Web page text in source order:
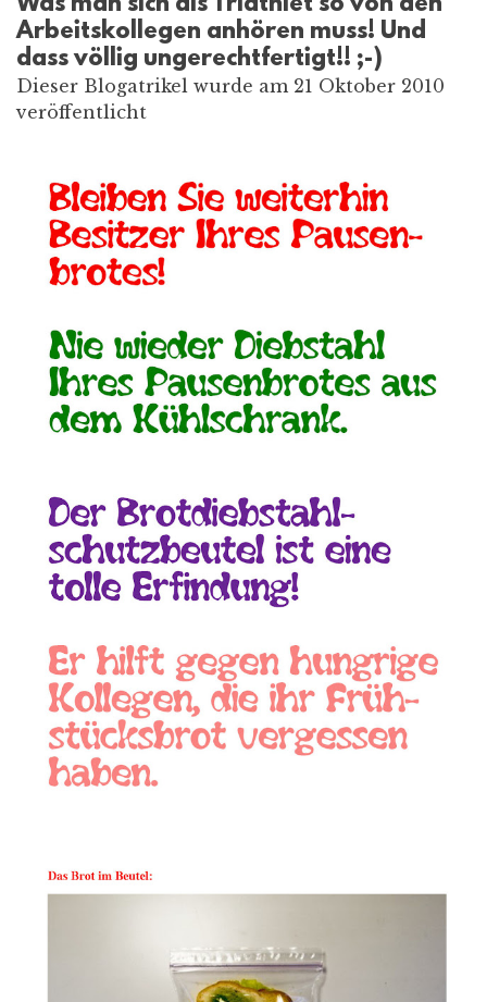
Arbeitskollegen anhören muss! Und
dass völlig ungerechtfertigt!! ;-)
Dieser Blogatrikel wurde am 21 Oktober 2010
veröffentlicht